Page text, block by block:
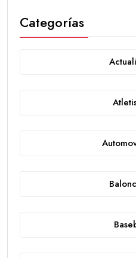
Categorías